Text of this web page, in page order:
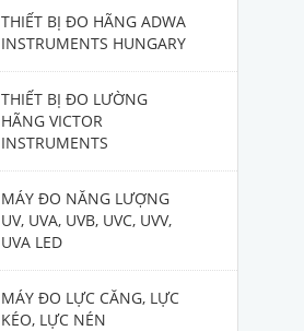
THIẾT BỊ ĐO HÃNG ADWA
INSTRUMENTS HUNGARY
THIẾT BỊ ĐO LƯỜNG
HÃNG VICTOR
INSTRUMENTS
MÁY ĐO NĂNG LƯỢNG
UV, UVA, UVB, UVC, UVV,
UVA LED
MÁY ĐO LỰC CĂNG, LỰC
KÉO, LỰC NÉN